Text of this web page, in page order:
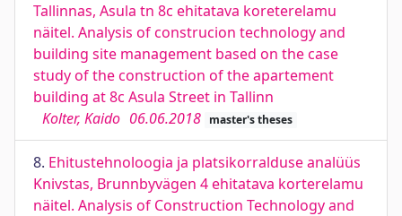
Tallinnas, Asula tn 8c ehitatava koreterelamu
näitel. Analysis of construcion technology and
building site management based on the case
study of the construction of the apartement
building at 8c Asula Street in Tallinn
Kolter, Kaido 06.06.2018 master's theses
8. Ehitustehnoloogia ja platsikorralduse analüüs
Knivstas, Brunnbyvägen 4 ehitatava korterelamu
näitel. Analysis of Construction Technology and